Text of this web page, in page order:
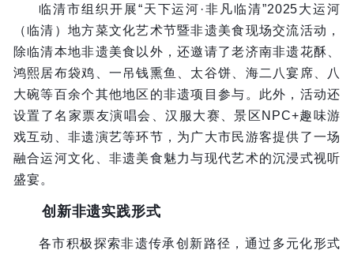
临清市组织开展“天下运河·非凡临清”2025大运河
（临清）地方菜文化艺术节暨非遗美食现场交流活动，
除临清本地非遗美食以外，还邀请了老济南非遗花酥、
鸿熙居布袋鸡、一吊钱熏鱼、太谷饼、海二八宴席、八
大碗等百余个其他地区的非遗项目参与。此外，活动还
设置了名家票友演唱会、汉服大赛、景区NPC+趣味游
戏互动、非遗演艺等环节，为广大市民游客提供了一场
融合运河文化、非遗美食魅力与现代艺术的沉浸式视听
盛宴。
创新非遗实践形式
各市积极探索非遗传承创新路径，通过多元化形式